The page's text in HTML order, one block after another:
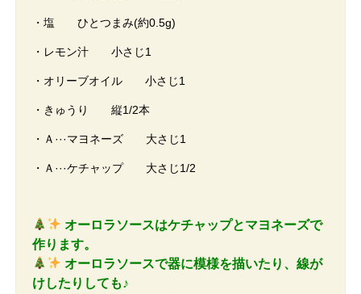
・塩 ひとつまみ(約0.5g)
・レモン汁 小さじ1
・オリーブオイル 小さじ1
・きゅうり 縦1/2本
・Ａ···マヨネーズ 大さじ1
・Ａ···ケチャップ 大さじ1/2
オーロラソースはケチャップとマヨネーズで
作ります。
オーロラソースで器に模様を描いたり、線が
けしたりしても♪